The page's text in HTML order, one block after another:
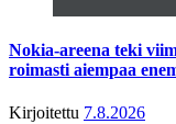
Nokia-areena teki
roimasti aiempaa
Kirjoitettu 7.8.2026